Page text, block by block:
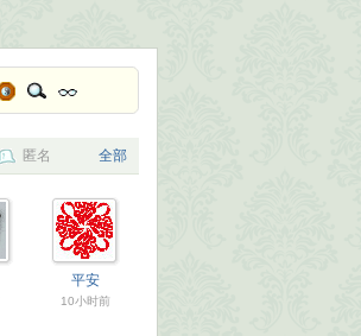
全部
匿名
平安
10小时前